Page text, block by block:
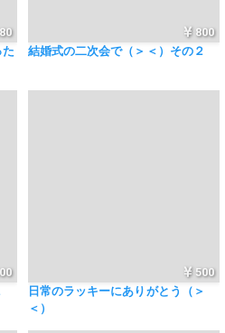
800
結婚式の二次会で（＞＜）その２
500
日常のラッキーにありがとう（＞
＜）